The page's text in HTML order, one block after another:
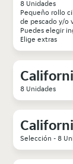
8 Unidades
Pequeño rollo
de pescado y/o
Puedes elegir
Elige extras
8 Unidades
Selección - 8